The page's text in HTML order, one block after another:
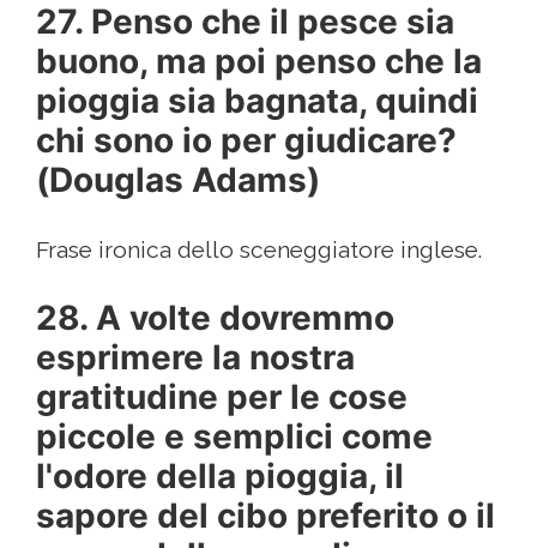
27. Penso che il pesce sia
buono, ma poi penso che la
pioggia sia bagnata, quindi
chi sono io per giudicare?
(Douglas Adams)
Frase ironica dello sceneggiatore inglese.
28. A volte dovremmo
esprimere la nostra
gratitudine per le cose
piccole e semplici come
l'odore della pioggia, il
sapore del cibo preferito o il